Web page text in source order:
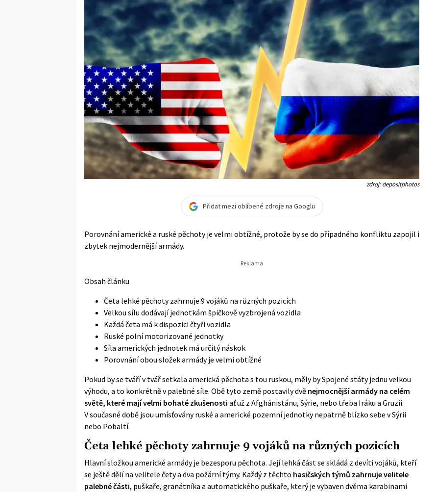
zdroj: depositphotos
Přidat mezi oblíbené zdroje na Googlu
Porovnání americké a ruské pěchoty je velmi obtížné, protože by se do případného konfliktu zapojil i
zbytek nejmodernější armády.
Obsah článku
Četa lehké pěchoty zahrnuje 9 vojáků na různých pozicích
Velkou sílu dodávají jednotkám špičkově vyzbrojená vozidla
Každá četa má k dispozici čtyři vozidla
Ruské polní motorizované jednotky
Síla amerických jednotek má určitý náskok
Porovnání obou složek armády je velmi obtížné
Pokud by se tváří v tvář setkala americká pěchota s tou ruskou, měly by Spojené státy jednu velkou
výhodu, a to konkrétně v palebné síle. Obě tyto země postavily dvě nejmocnější armády na celém
světě, které mají velmi bohaté zkušenosti ať už z Afghánistánu, Sýrie, nebo třeba Iráku a Gruzii.
V současné době jsou umísťovány ruské a americké pozemní jednotky nepatrně blízko sebe v Sýrii
nebo Pobaltí.
Četa lehké pěchoty zahrnuje 9 vojáků na různých pozicích
Hlavní složkou americké armády je bezesporu pěchota. Její lehká část se skládá z devíti vojáků, kteří
se ještě dělí na velitele čety a dva požární týmy. Každý z těchto hasičských týmů zahrnuje velitele
palebné části, puškaře, granátníka a automatického puškaře, který je vybaven dvěma karabinami